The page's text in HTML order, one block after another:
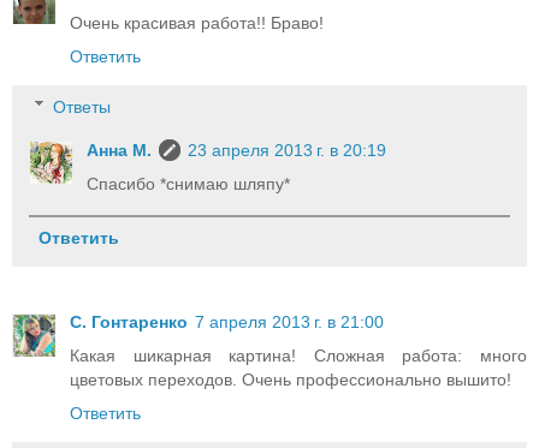
Очень красивая работа!! Браво!
Ответить
Ответы
Анна М.
23 апреля 2013 г. в 20:19
Спасибо *снимаю шляпу*
Ответить
С. Гонтаренко 7 апреля 2013 г. в 21:00
Какая шикарная картина! Сложная работа: много
цветовых переходов. Очень профессионально вышито!
Ответить